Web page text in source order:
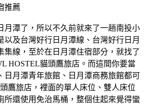
月潭了，所以不久前就來了一趟南投小
以及台灣好行日月潭線、台灣好行日月
集線，至於在日月潭住宿部分，就找了
HOSTEL貓頭鷹旅店。而這間你要當
日月潭青年旅館、日月潭商務旅館都可
鷹旅店，裡面的單人床位、雙人床位
所還使用免治馬桶，整個住起來覺得蠻